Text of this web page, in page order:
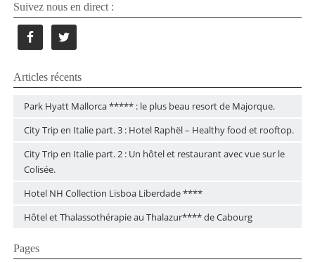
Suivez nous en direct :
Articles récents
Park Hyatt Mallorca ***** : le plus beau resort de Majorque.
City Trip en Italie part. 3 : Hotel Raphël – Healthy food et rooftop.
City Trip en Italie part. 2 : Un hôtel et restaurant avec vue sur le
Colisée.
Hotel NH Collection Lisboa Liberdade ****
Hôtel et Thalassothérapie au Thalazur**** de Cabourg
Pages